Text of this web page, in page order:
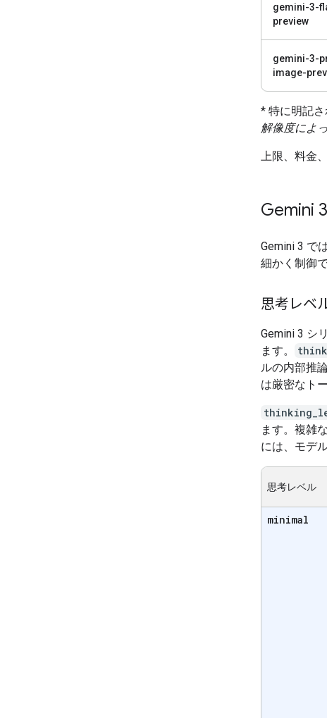
gemini-3-
preview
gemini-3-
image-
* 特に明記
解像度によ
上限、料金
Gemini
Gemini 3 で
細かく制御
思考レベ
Gemini 3 シ
ます。
ルの内部推
は厳密なト
ます。複雑
には、モデ
思考レベル
minimal